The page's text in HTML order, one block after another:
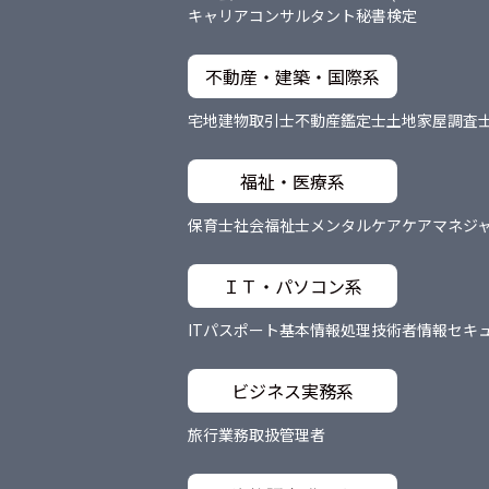
キャリアコンサルタント秘書検定
不動産・建築・国際系
宅地建物取引士不動産鑑定士土地家屋調査
福祉・医療系
保育士社会福祉士メンタルケアケアマネジ
ＩＴ・パソコン系
ITパスポート基本情報処理技術者情報セキ
ビジネス実務系
旅行業務取扱管理者